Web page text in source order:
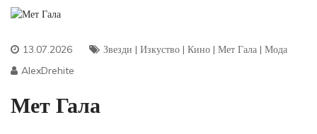
13.07.2026 Звезди | Изкуство | Кино | Мет Гала | Мода
AlexDrehite
Мет Гала